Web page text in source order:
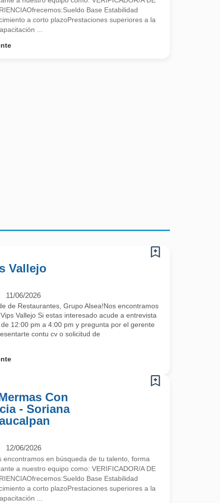
Base Estabilidad
a corto plazoPrestaciones superiores a la
...
Vallejo
11/06/2026
de Restaurantes, Grupo Alsea!Nos encontramos
Vallejo Si estas interesado acude a entrevista
12:00 pm a 4:00 pm y pregunta por el gerente
contu cv o solicitud de
Con
- Soriana
12/06/2026
encontramos en búsqueda de tu talento, forma
a nuestro equipo como: VERIFICADOR/A DE
Base Estabilidad
a corto plazoPrestaciones superiores a la
...